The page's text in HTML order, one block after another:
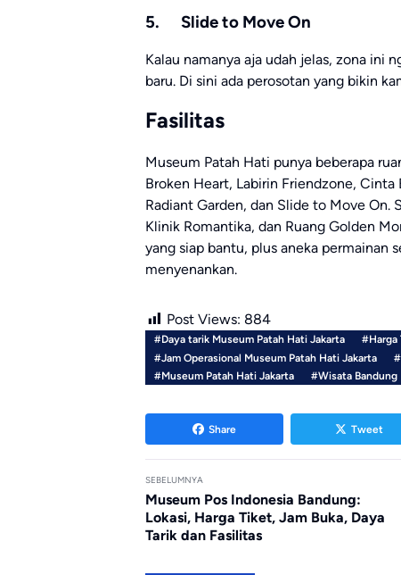
5. Slide to Move On
Kalau namanya aja udah jelas, zona ini
baru. Di sini ada perosotan yang bikin
Fasilitas
Museum Patah Hati punya beberapa
Broken Heart, Labirin Friendzone, Cinta
Radiant Garden, dan Slide to Move On.
Klinik Romantika, dan Ruang Golden
yang siap bantu, plus aneka permainan
menyenankan.
Post Views: 884
#Daya tarik Museum Patah Hati Jakarta
#Harga
#Jam Operasional Museum Patah Hati Jakarta
#Museum Patah Hati Jakarta
#Wisata Bandung
Share Tweet
SEBELUMNYA
Museum Pos Indonesia Bandung:
Lokasi, Harga Tiket, Jam Buka, Daya
Tarik dan Fasilitas